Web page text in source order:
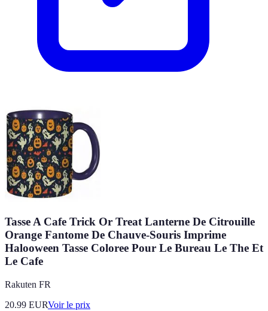
Tasse A Cafe Trick Or Treat Lanterne De Citrouille
Orange Fantome De Chauve-Souris Imprime
Halooween Tasse Coloree Pour Le Bureau Le The Et
Le Cafe
Rakuten FR
20.99 EURVoir le prix